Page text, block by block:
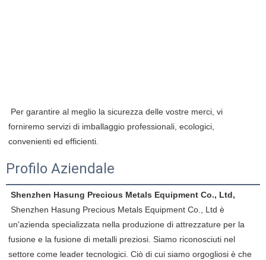
forniremo servizi di imballaggio professionali, ecologici,
convenienti ed efficienti.
Profilo Aziendale
Shenzhen Hasung Precious Metals Equipment Co., Ltd,
un'azienda specializzata nella produzione di attrezzature per la
fusione e la fusione di metalli preziosi. Siamo riconosciuti nel
settore come leader tecnologici. Ciò di cui siamo orgogliosi è che